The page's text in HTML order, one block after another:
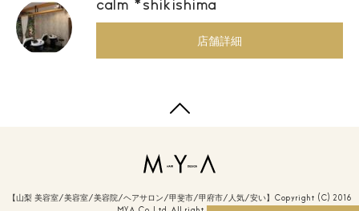
calm *shikishima
店舗詳細
【山梨 美容室/美容室/美容院/ヘアサロン/甲斐市/甲府市/人気/安い】Copyright (C) 2016